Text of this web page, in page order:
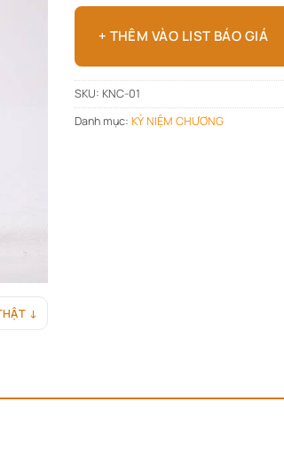
↓
+ THÊM VÀO LIST BÁO GIÁ
SKU: KNC-01
Danh mục: KỶ NIỆM CHƯƠNG